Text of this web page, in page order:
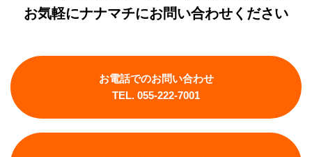
お気軽にナナマチにお問い合わせください
お電話でのお問い合わせ
TEL. 055-222-7001